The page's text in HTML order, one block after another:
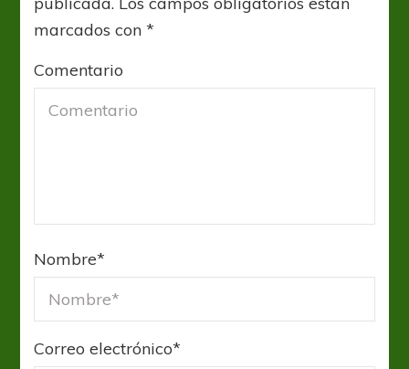
marcados con*
Comentario
Nombre*
Correo electrónico*